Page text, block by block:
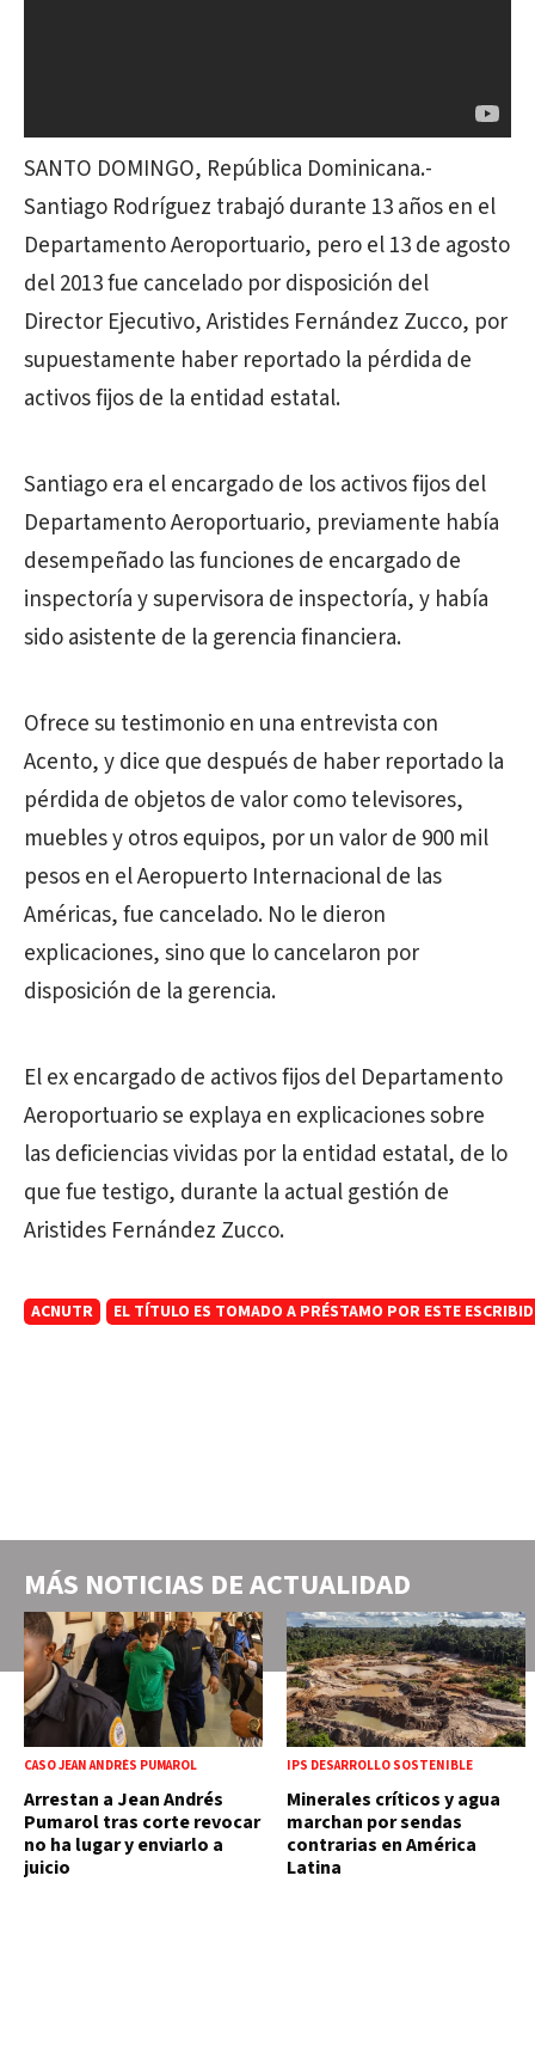
SANTO DOMINGO, República Dominicana.-
Santiago Rodríguez trabajó durante 13 años en el
Departamento Aeroportuario, pero el 13 de agosto
del 2013 fue cancelado por disposición del
Director Ejecutivo, Aristides Fernández Zucco, por
supuestamente haber reportado la pérdida de
activos fijos de la entidad estatal.
Santiago era el encargado de los activos fijos del
Departamento Aeroportuario, previamente había
desempeñado las funciones de encargado de
inspectoría y supervisora de inspectoría, y había
sido asistente de la gerencia financiera.
Ofrece su testimonio en una entrevista con
Acento, y dice que después de haber reportado la
pérdida de objetos de valor como televisores,
muebles y otros equipos, por un valor de 900 mil
pesos en el Aeropuerto Internacional de las
Américas, fue cancelado. No le dieron
explicaciones, sino que lo cancelaron por
disposición de la gerencia.
El ex encargado de activos fijos del Departamento
Aeroportuario se explaya en explicaciones sobre
las deficiencias vividas por la entidad estatal, de lo
que fue testigo, durante la actual gestión de
Aristides Fernández Zucco.
ACNUTR EL TÍTULO ES TOMADO A PRÉSTAMO POR ESTE
MÁS NOTICIAS DEACTUALIDAD
CASO JEAN ANDRÉS PUMAROL
Arrestan a Jean Andrés
Pumarol tras corte revocar
no ha lugar y enviarlo a
juicio
IPS DESARROLLO SOSTENIBLE
Minerales críticos y agua
marchan por sendas
contrarias en América
Latina